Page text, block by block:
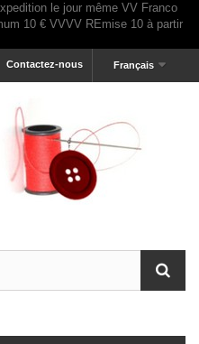
Français
Contactez-nous